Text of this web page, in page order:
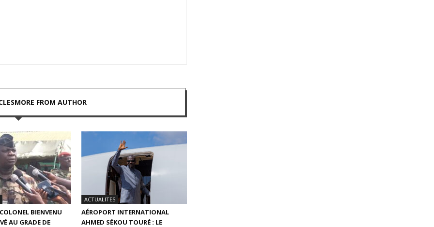
MORE FROM AUTHOR
BIENVENU
AU GRADE DE
ACTUALITES
AÉROPORT INTERNATIONAL
AHMED SÉKOU TOURÉ : LE